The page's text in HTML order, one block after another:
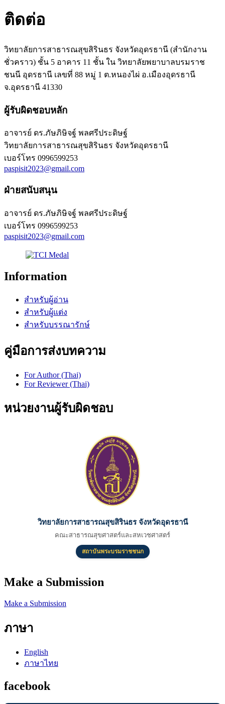
ติดต่อ
วิทยาลัยการสาธารณสุขสิรินธร จังหวัดอุดรธานี (สำนักงาน
ชั่วคราว) ชั้น 5 อาคาร 11 ชั้น ใน วิทยาลัยพยาบาลบรมราช
ชนนี อุดรธานี เลขที่ 88 หมู่ 1 ต.หนองไผ่ อ.เมืองอุดรธานี
จ.อุดรธานี 41330
ผู้รับผิดชอบหลัก
อาจารย์ ดร.ภัษภิษิจฐ์ พลศรีประดิษฐ์
วิทยาลัยการสาธารณสุขสิรินธร จังหวัดอุดรธานี
เบอร์โทร 0996599253
paspisit2023@gmail.com
ฝ่ายสนับสนุน
อาจารย์ ดร.ภัษภิษิจฐ์ พลศรีประดิษฐ์
เบอร์โทร 0996599253
paspisit2023@gmail.com
Information
สำหรับผู้อ่าน
สำหรับผู้แต่ง
สำหรับบรรณารักษ์
คู่มือการส่งบทความ
For Author (Thai)
For Reviewer (Thai)
หน่วยงานผู้รับผิดชอบ
วิทยาลัยการสาธารณสุขสิรินธร จังหวัดอุดรธานี
คณะสาธารณสุขศาสตร์และสหเวชศาสตร์
สถาบันพระบรมราชชนก
Make a Submission
Make a Submission
ภาษา
English
ภาษาไทย
facebook